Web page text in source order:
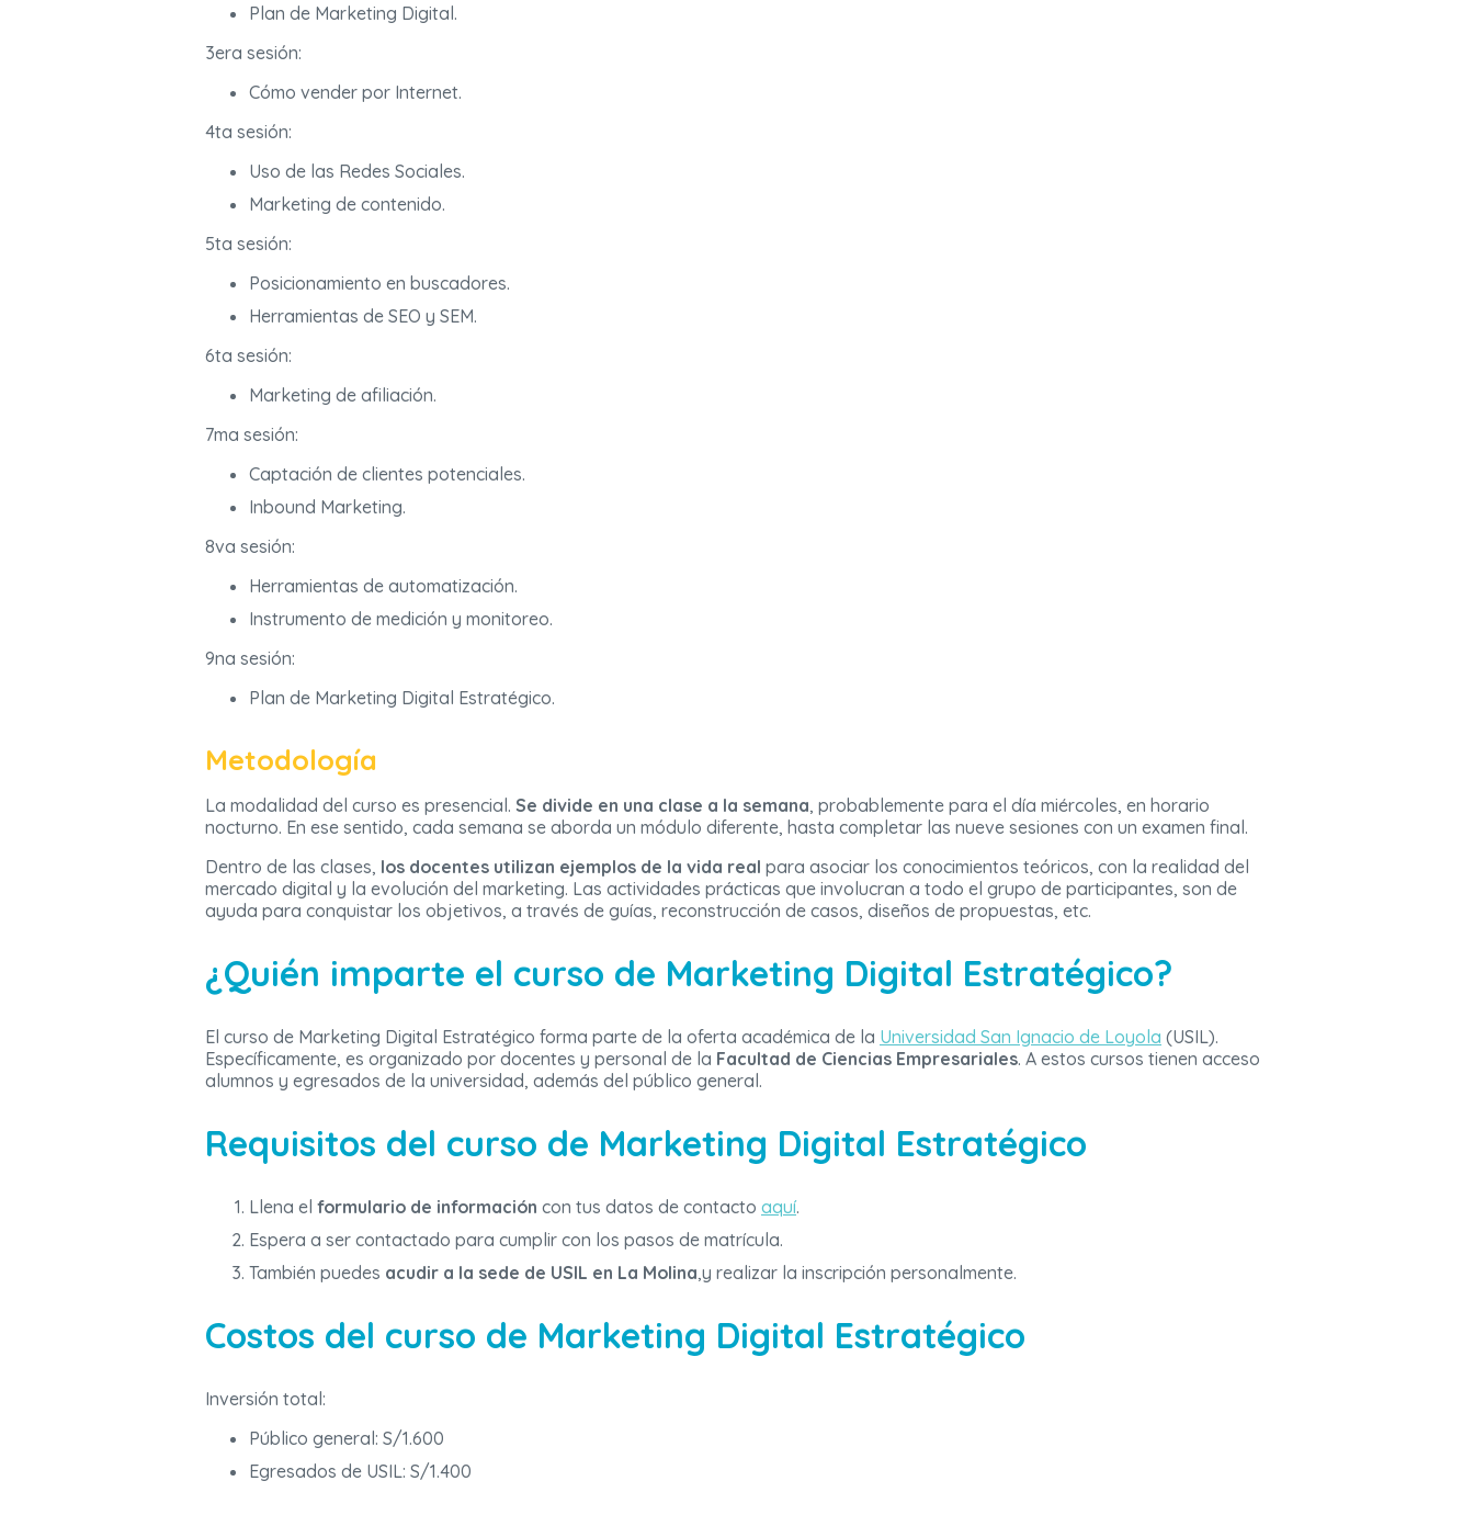
Plan de Marketing Digital.
3era sesión:
Cómo vender por Internet.
4ta sesión:
Uso de las Redes Sociales.
Marketing de contenido.
5ta sesión:
Posicionamiento en buscadores.
Herramientas de SEO y SEM.
6ta sesión:
Marketing de afiliación.
7ma sesión:
Captación de clientes potenciales.
Inbound Marketing.
8va sesión:
Herramientas de automatización.
Instrumento de medición y monitoreo.
9na sesión:
Plan de Marketing Digital Estratégico.
Metodología
La modalidad del curso es presencial. Se divide en una clase a la semana, probablemente para el día miércoles, en horario
nocturno. En ese sentido, cada semana se aborda un módulo diferente, hasta completar las nueve sesiones con un examen final.
Dentro de las clases, los docentes utilizan ejemplos de la vida real para asociar los conocimientos teóricos, con la realidad del
mercado digital y la evolución del marketing. Las actividades prácticas que involucran a todo el grupo de participantes, son de
ayuda para conquistar los objetivos, a través de guías, reconstrucción de casos, diseños de propuestas, etc.
¿Quién imparte el curso de Marketing Digital Estratégico?
El curso de Marketing Digital Estratégico forma parte de la oferta académica de la Universidad San Ignacio de Loyola (USIL).
Específicamente, es organizado por docentes y personal de la Facultad de Ciencias Empresariales. A estos cursos tienen acceso
alumnos y egresados de la universidad, además del público general.
Requisitos del curso de Marketing Digital Estratégico
Llena el formulario de información con tus datos de contacto aquí.
Espera a ser contactado para cumplir con los pasos de matrícula.
También puedes acudir a la sede de USIL en La Molina,y realizar la inscripción personalmente.
Costos del curso de Marketing Digital Estratégico
Inversión total:
Público general: S/1.600
Egresados de USIL: S/1.400